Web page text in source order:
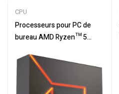
CPU
Processeurs pour PC de
bureau AMD Ryzen™ 5